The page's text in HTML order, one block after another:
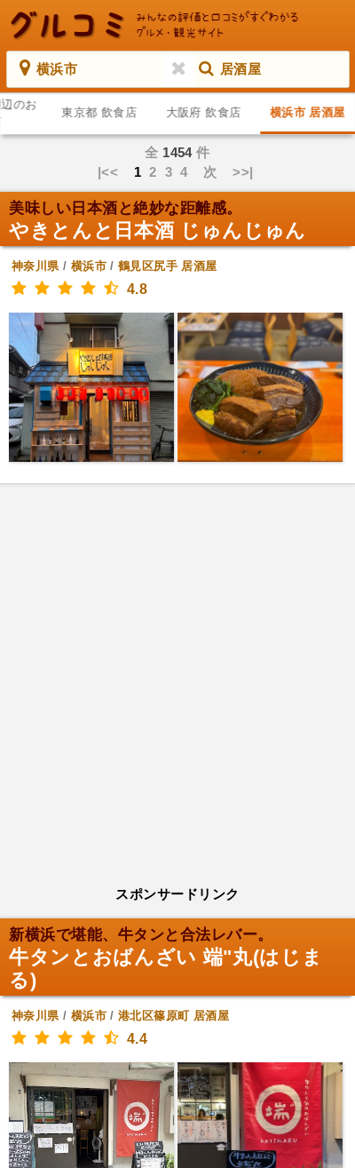
横浜市 居酒屋
のお
東京都 飲食店 大阪府 飲食店 横浜市 居酒屋
全 1454件
|<< 12 3 4 次 >>|
美味しい日本酒と絶妙な距離感。
やきとんと日本酒 じゅんじゅん
神奈川県/ 横浜市/鶴見区尻手 居酒屋
4.8
スポンサードリンク
新横浜で堪能、牛タンと合法レバー。
牛タンとおばんざい 端"丸(はじま
る)
神奈川県/ 横浜市/港北区篠原町 居酒屋
4.4